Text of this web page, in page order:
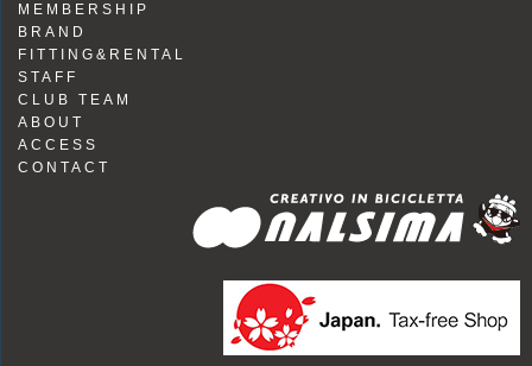
MEMBERSHIP
BRAND
FITTING&RENTAL
STAFF
CLUB TEAM
ABOUT
ACCESS
CONTACT